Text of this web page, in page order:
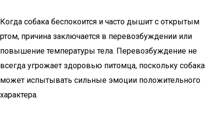
Когда собака беспокоится и часто дышит с открытым
ртом, причина заключается в перевозбуждении или
повышение температуры тела. Перевозбуждение не
всегда угрожает здоровью питомца, поскольку собака
может испытывать сильные эмоции положительного
характера.